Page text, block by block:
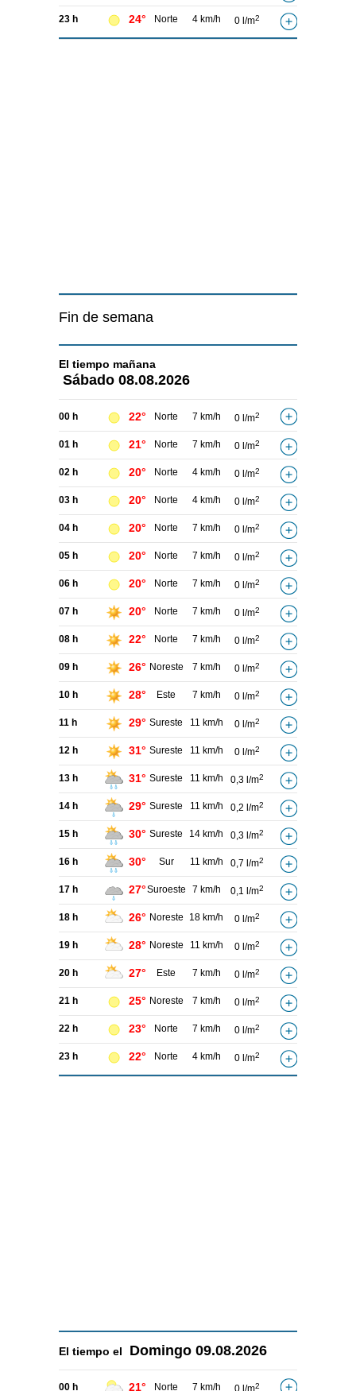
23 h 24° Norte 4 km/h 0 l/m2
Fin de semana
El tiempo mañana
Sábado 08.08.2026
00 h 22° Norte 7 km/h 0 l/m2
01 h 21° Norte 7 km/h 0 l/m2
02 h 20° Norte 4 km/h 0 l/m2
03 h 20° Norte 4 km/h 0 l/m2
04 h 20° Norte 7 km/h 0 l/m2
05 h 20° Norte 7 km/h 0 l/m2
06 h 20° Norte 7 km/h 0 l/m2
07 h 20° Norte 7 km/h 0 l/m2
08 h 22° Norte 7 km/h 0 l/m2
09 h 26° Noreste 7 km/h 0 l/m2
10 h 28° Este 7 km/h 0 l/m2
11 h 29° Sureste 11 km/h 0 l/m2
12 h 31° Sureste 11 km/h 0 l/m2
13 h 31° Sureste 11 km/h 0,3 l/m2
14 h 29° Sureste 11 km/h 0,2 l/m2
15 h 30° Sureste 14 km/h 0,3 l/m2
16 h 30° Sur 11 km/h 0,7 l/m2
17 h 27°Suroeste 7 km/h 0,1 l/m2
18 h 26° Noreste 18 km/h 0 l/m2
19 h 28° Noreste 11 km/h 0 l/m2
20 h 27° Este 7 km/h 0 l/m2
21 h 25° Noreste 7 km/h 0 l/m2
22 h 23° Norte 7 km/h 0 l/m2
23 h 22° Norte 4 km/h 0 l/m2
El tiempo el Domingo 09.08.2026
00 h 21° Norte 7 km/h 2